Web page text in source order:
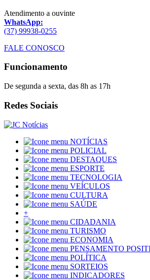
Atendimento a ouvinte
WhatsApp:
(37) 99938-0255
FALE CONOSCO
Funcionamento
De segunda a sexta, das 8h as 17h
Redes Sociais
NOTÍCIAS
POLICIAL
DESTAQUES
ESPORTE
TECNOLOGIA
VEÍCULOS
CULTURA
SAÚDE
+
CIDADANIA
TURISMO
ECONOMIA
PENSAMENTO
POLÍTICA
SORTEIOS
INDICADORES